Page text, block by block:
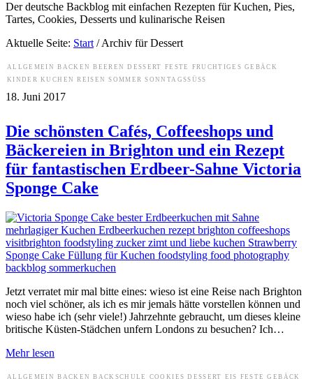
Der deutsche Backblog mit einfachen Rezepten für Kuchen, Pies,
Tartes, Cookies, Desserts und kulinarische Reisen
Aktuelle Seite: Start /Archiv für Dessert
ALLGEMEIN BACKEN BEEREN DESSERT FESTE FRUCHTIGES GEBÄCK
KINDER KUCHEN REISEN SOMMER SONNTAGSSÜSS
18. Juni 2017
Die schönsten Cafés, Coffeeshops und
Bäckereien in Brighton und ein Rezept
für fantastischen Erdbeer-Sahne Victoria
Sponge Cake
Jetzt verratet mir mal bitte eines: wieso ist eine Reise nach Brighton
noch viel schöner, als ich es mir jemals hätte vorstellen können und
wieso habe ich (sehr viele!) Jahrzehnte gebraucht, um dieses kleine
britische Küsten-Städchen unfern Londons zu besuchen? Ich…
Mehr lesen
ALLGEMEIN BACKEN BACKSCHULE COOKIES DESSERT EIS FESTE
GEBÄCK